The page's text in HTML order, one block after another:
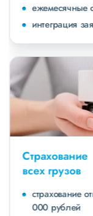
ежемесячные
интеграция
Страхование
всех грузов
страхование
000 рублей